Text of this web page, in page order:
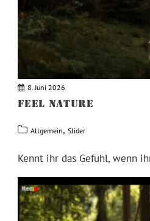
8. Juni 2026
FEEL NATURE
Allgemein,Slider
Kennt ihr das Gefühl, wenn